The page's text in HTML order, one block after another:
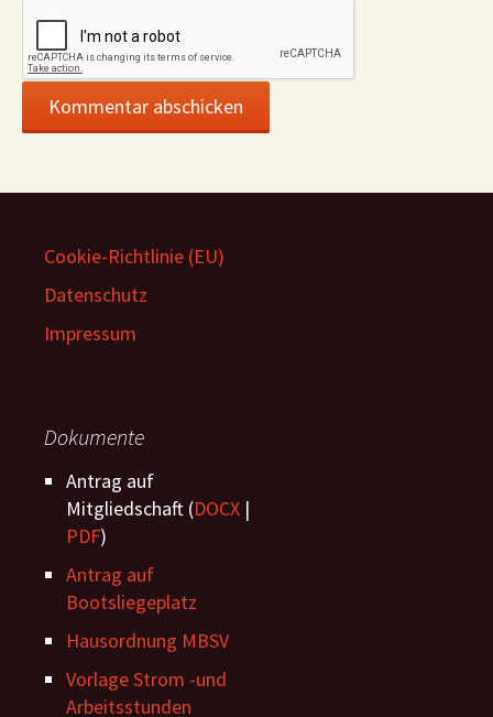
Cookie-Richtlinie (EU)
Datenschutz
Impressum
Dokumente
Antrag auf
Mitgliedschaft (DOCX |
PDF)
Antrag auf
Bootsliegeplatz
Hausordnung MBSV
Vorlage Strom -und
Arbeitsstunden